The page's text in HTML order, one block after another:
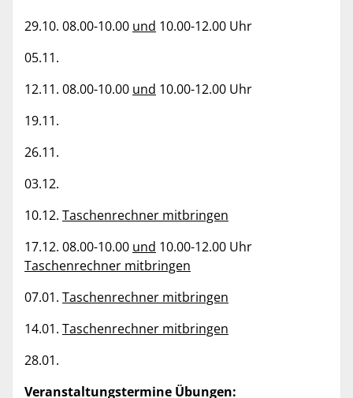
29.10. 08.00-10.00 und 10.00-12.00 Uhr
05.11.
12.11. 08.00-10.00 und 10.00-12.00 Uhr
19.11.
26.11.
03.12.
10.12. Taschenrechner mitbringen
17.12. 08.00-10.00 und 10.00-12.00 Uhr
Taschenrechner mitbringen
07.01. Taschenrechner mitbringen
14.01. Taschenrechner mitbringen
28.01.
Veranstaltungstermine Übungen: